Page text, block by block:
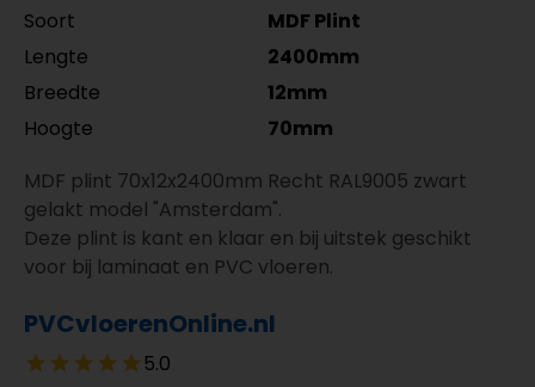
Soort
MDF Plint
Lengte
2400mm
Breedte
12mm
Hoogte
70mm
MDF plint 70x12x2400mm Recht RAL9005 zwart
gelakt model "Amsterdam".
Deze plint is kant en klaar en bij uitstek geschikt
voor bij laminaat en PVC vloeren.
PVCvloerenOnline.nl
5.0